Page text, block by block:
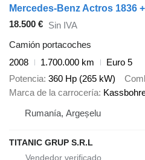
18.500 € Sin IVA
Camión portacoches
2008
1.700.000 km
Euro 5
Potencia 360 Hp (265 kW)
Marca de la carrocería
Rumanía, Argeșelu
TITANIC GRUP S.R.L